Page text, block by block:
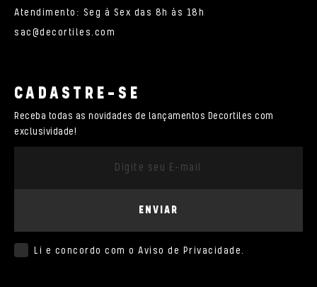
Atendimento: Seg à Sex das 8h às 18h
sac@decortiles.com
CADASTRE-SE
Receba todas as novidades de lançamentos Decortiles com
exclusividade!
ENVIAR
Li e concordo com o Aviso de Privacidade.